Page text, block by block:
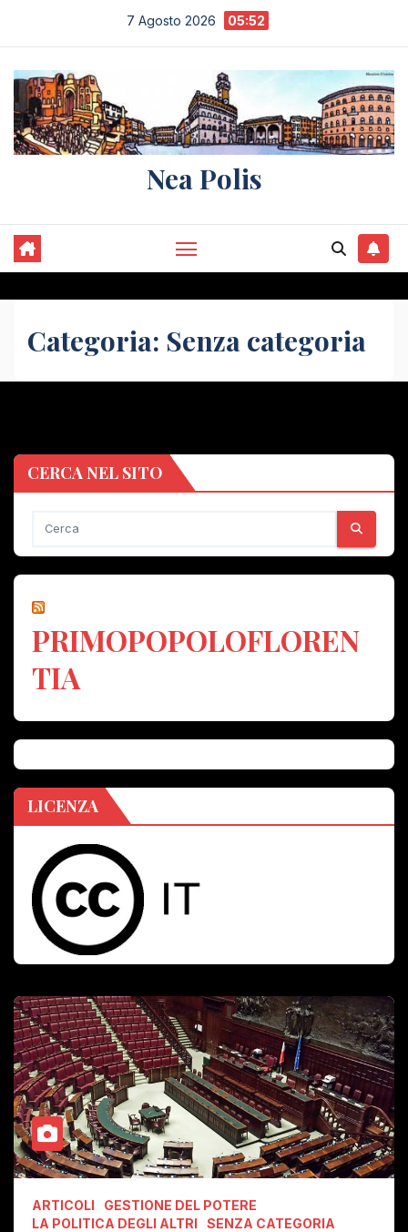
contenuto
7 Agosto 2026 05:52
Nea Polis
Categoria: Senza categoria
CERCA NEL SITO
PRIMOPOPOLOFLOREN
TIA
LICENZA
ARTICOLI
GESTIONE DEL POTERE
LA POLITICA DEGLI ALTRI
SENZA CATEGORIA